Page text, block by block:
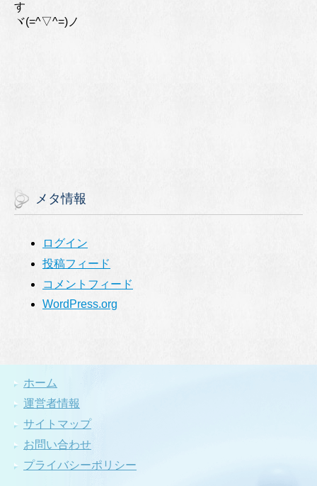
す
ヾ(=^▽^=)ノ
メタ情報
ログイン
投稿フィード
コメントフィード
WordPress.org
ホーム
運営者情報
サイトマップ
お問い合わせ
プライバシーポリシー